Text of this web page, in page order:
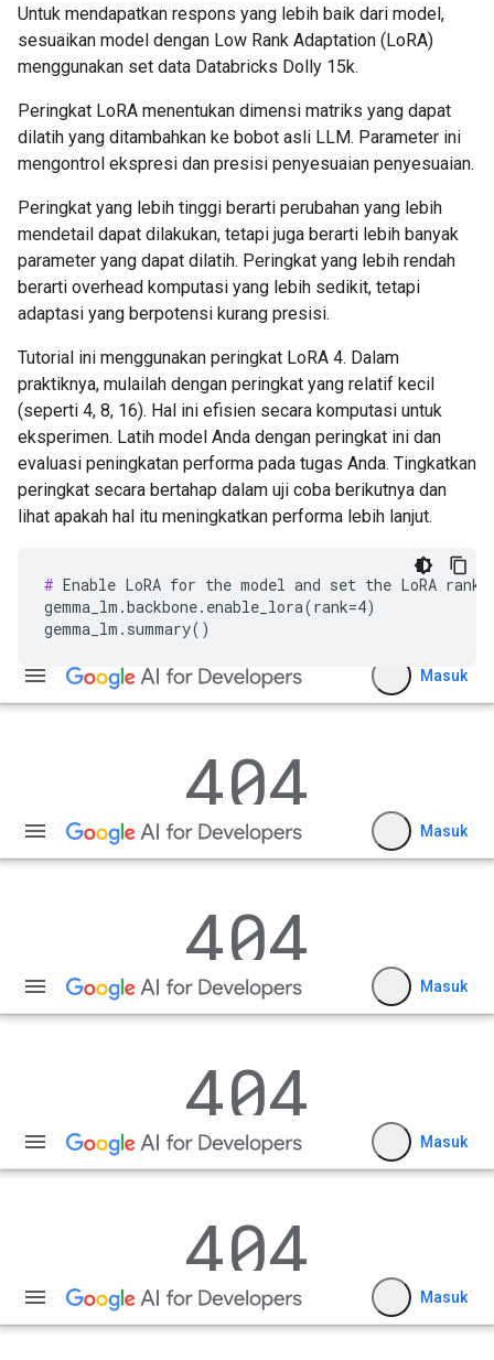
Untuk mendapatkan respons yang lebih baik dari model,
sesuaikan model dengan Low Rank Adaptation (LoRA)
menggunakan set data Databricks Dolly 15k.
Peringkat LoRA menentukan dimensi matriks yang dapat
dilatih yang ditambahkan ke bobot asli LLM. Parameter ini
mengontrol ekspresi dan presisi penyesuaian penyesuaian.
Peringkat yang lebih tinggi berarti perubahan yang lebih
mendetail dapat dilakukan, tetapi juga berarti lebih banyak
parameter yang dapat dilatih. Peringkat yang lebih rendah
berarti overhead komputasi yang lebih sedikit, tetapi
adaptasi yang berpotensi kurang presisi.
Tutorial ini menggunakan peringkat LoRA 4. Dalam
praktiknya, mulailah dengan peringkat yang relatif kecil
(seperti 4, 8, 16). Hal ini efisien secara komputasi untuk
eksperimen. Latih model Anda dengan peringkat ini dan
evaluasi peningkatan performa pada tugas Anda. Tingkatkan
peringkat secara bertahap dalam uji coba berikutnya dan
lihat apakah hal itu meningkatkan performa lebih lanjut.
# Enable LoRA for the model and set the LoRA
gemma_lm.backbone.enable_lora(rank=4)